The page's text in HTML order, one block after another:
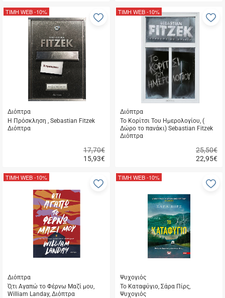
αγορά
αγορά
Διόπτρα
Η Πρόσκληση , Sebastian Fitzek
Διόπτρα
15,93€
17,70€
ΤΙΜΗ WEB-10%
Προσθήκη
αγαπημένα
αγορά
Διόπτρα
Το Κορίτσι Του Ημερολογίου, (
Δώρο το πανάκι) Sebastian Fitzek
Διόπτρα
22,95€
25,50€
ΤΙΜΗ WEB-10%
αγορά
Διόπτρα
Ό,τι Αγαπώ το Φέρνω Μαζί μου,
William Landay, Διόπτρα
ΤΙΜΗ WEB-10%
Προσθήκη
αγαπημένα
Ψυχογιός
Το Καταφύγιο, Σάρα Πίρς,
Ψυχογιός
ΤΙΜΗ WEB-10%